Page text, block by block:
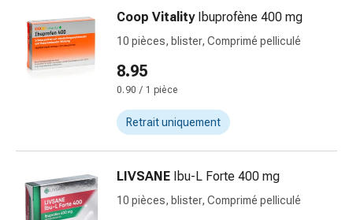
Pansements
pour
les
doigts
Pansements
fixation
Gazes
Bandes
de
compression
Coop Vitality Ibuprofène 400 mg
10 pièces, blister, Comprimé pelliculé
8.95
0.90 / 1 pièce
Retrait uniquement
LIVSANE Ibu-L Forte 400 mg
10 pièces, blister, Comprimé pelliculé